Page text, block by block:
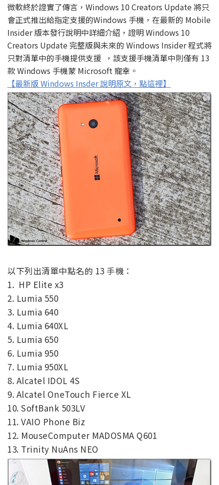
微軟終於證實了傳言，Windows 10 Creators Update 將只
會正式推出給指定支援的Windows 手機，在最新的 Mobile
Insider 版本發行說明中詳細介紹，證明 Windows 10
Creators Update 完整版與未來的 Windows Insider 程式將
只對清單中的手機提供支援 ，該支援手機清單中則僅有 13
款 Windows 手機蒙 Microsoft 寵幸。
【最新版 Windows Insder 說明原文，點這裡】
以下列出清單中點名的 13 手機：
1. HP Elite x3
2. Lumia 550
3. Lumia 640
4. Lumia 640XL
5. Lumia 650
6. Lumia 950
7. Lumia 950XL
8. Alcatel IDOL 4S
9. Alcatel OneTouch Fierce XL
10. SoftBank 503LV
11. VAIO Phone Biz
12. MouseComputer MADOSMA Q601
13. Trinity NuAns NEO